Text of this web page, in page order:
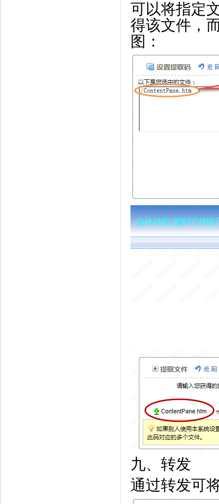
可以将指定
得该文件，
图：
九、转发
通过转发可